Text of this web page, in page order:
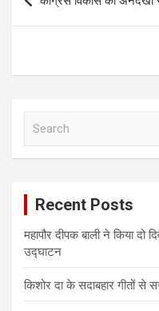
Recent Posts
महापौर दीपक बाली ने किया
उद्घाटन
किशोर दा के सदाबहार गीतों से